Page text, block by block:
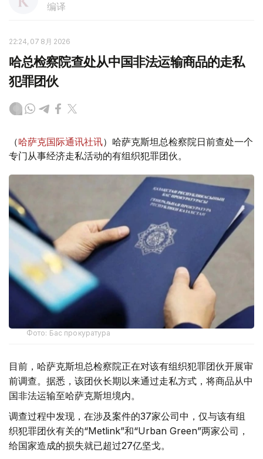
编译
22:24, 07 8月 2026
哈总检察院查处从中国非法运输商品的走私
犯罪团伙
（哈萨克国际通讯社讯）哈萨克斯坦总检察院日前查处一个
专门从事经济走私活动的有组织犯罪团伙。
Фото: Бас прокуратура
目前，哈萨克斯坦总检察院正在对该有组织犯罪团伙开展审
前调查。据悉，该团伙长期以来通过走私方式，将商品从中
国非法运输至哈萨克斯坦境内。
调查过程中发现，在涉及案件的37家公司中，仅与该有组
织犯罪团伙有关的“Metlink”和“Urban Green”两家公司，
给国家造成的损失就已超过27亿坚戈。